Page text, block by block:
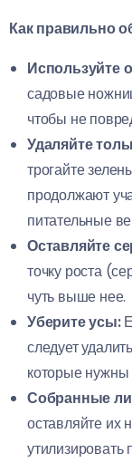
Как правильно
Используйте
садовые
чтобы не
Удаляйте
трогайте
продолжают
питательные
Оставляйте
точку роста
чуть выше нее.
Уберите усы:
следует
которые нужны
Собранные
оставляйте их
утилизировать